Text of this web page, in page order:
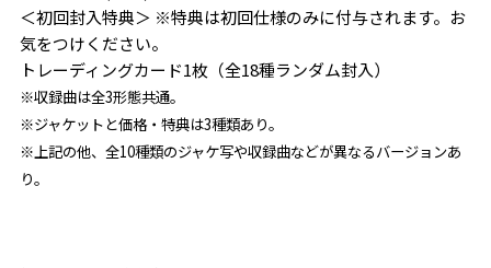
＜初回封入特典＞ ※特典は初回仕様のみに付与されます。お
気をつけください。
トレーディングカード1枚（全18種ランダム封入）
※収録曲は全3形態共通。
※ジャケットと価格・特典は3種類あり。
※上記の他、全10種類のジャケ写や収録曲などが異なるバージョンあ
り。